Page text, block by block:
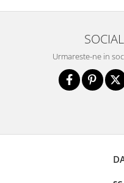
SOCIAL
Urmareste-ne in